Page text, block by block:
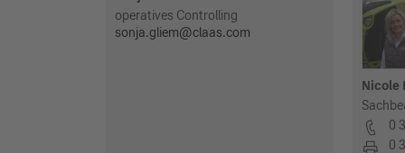
operatives Controlling
sonja.gliem@claas.com
Nicole
0
0